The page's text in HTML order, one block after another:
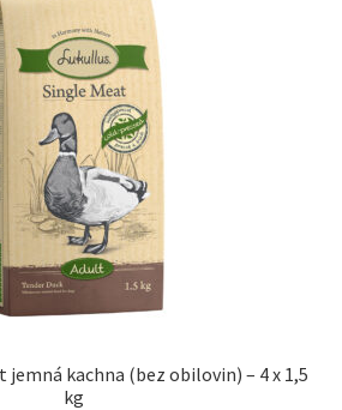
jemná kachna (bez obilovin) – 4 x 1,5
kg